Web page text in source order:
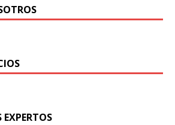
EXPERTOS